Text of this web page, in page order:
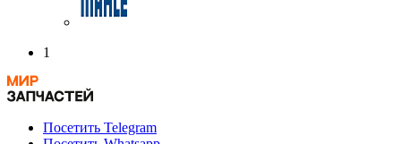
1
Посетить Telegram